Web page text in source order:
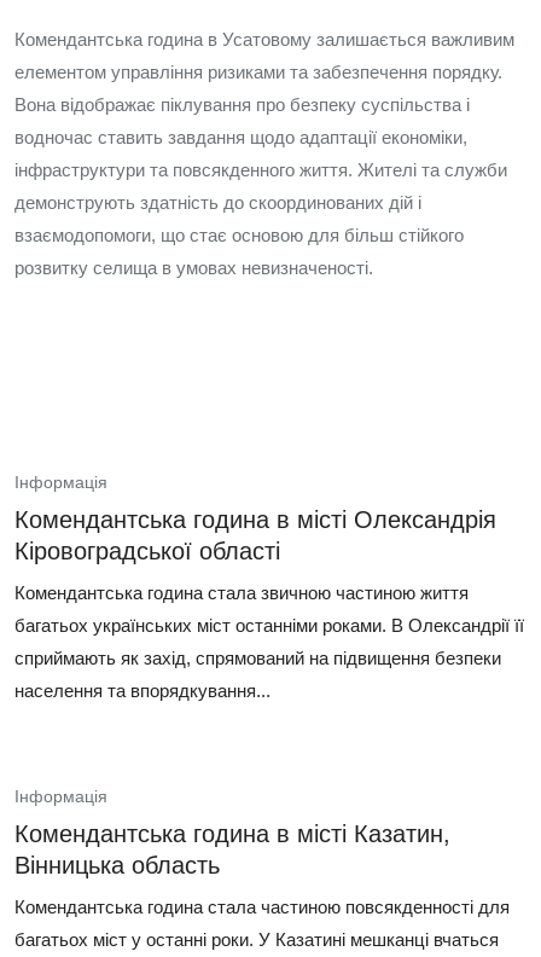
Комендантська година в Усатовому залишається важливим
елементом управління ризиками та забезпечення порядку.
Вона відображає піклування про безпеку суспільства і
водночас ставить завдання щодо адаптації економіки,
інфраструктури та повсякденного життя. Жителі та служби
демонструють здатність до скоординованих дій і
взаємодопомоги, що стає основою для більш стійкого
розвитку селища в умовах невизначеності.
Інформація
Комендантська година в місті Олександрія
Кіровоградської області
Комендантська година стала звичною частиною життя
багатьох українських міст останніми роками. В Олександрії її
сприймають як захід, спрямований на підвищення безпеки
населення та впорядкування...
Інформація
Комендантська година в місті Казатин,
Вінницька область
Комендантська година стала частиною повсякденності для
багатьох міст у останні роки. У Казатині мешканці вчаться